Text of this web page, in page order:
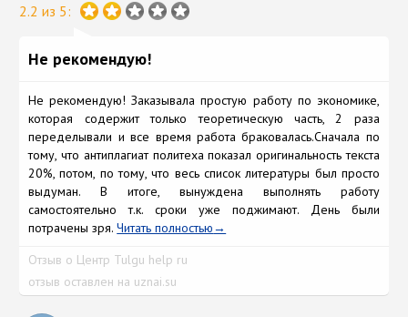
2.2 из 5:
Не рекомендую!
Не рекомендую! Заказывала простую работу по экономике,
которая содержит только теоретическую часть, 2 раза
переделывали и все время работа браковалась.Сначала по
тому, что антиплагиат политеха показал оригинальность текста
20%, потом, по тому, что весь список литературы был просто
выдуман. В итоге, вынуждена выполнять работу
самостоятельно т.к. сроки уже поджимают. День были
потрачены зря.Читать полностью
Отзыв о Центр Tulgu help ru
отзыв оставлен на uznai.su